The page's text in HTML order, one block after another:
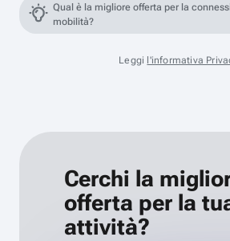
Qual è la migliore offerta per la
mobilità?
Leggi l'informativa
Cerchi la
offerta per la
attività?